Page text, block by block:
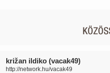
križan ildiko (vacak49)
http://network.hu/vacak49